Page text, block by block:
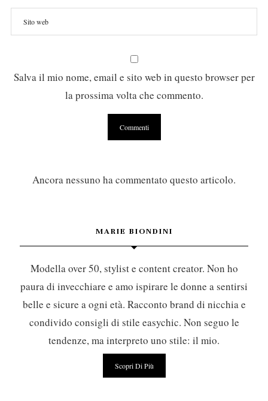
Salva il mio nome, email e sito web in questo browser per
la prossima volta che commento.
Ancora nessuno ha commentato questo articolo.
MARIE BIONDINI
Modella over 50, stylist e content creator. Non ho
paura di invecchiare e amo ispirare le donne a sentirsi
belle e sicure a ogni età. Racconto brand di nicchia e
condivido consigli di stile easychic. Non seguo le
tendenze, ma interpreto uno stile: il mio.
Scopri Di Più